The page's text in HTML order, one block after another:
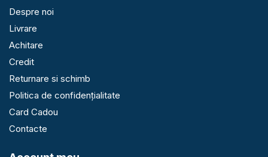
Despre noi
Livrare
Achitare
Credit
Returnare si schimb
Politica de confidențialitate
Card Cadou
Contacte